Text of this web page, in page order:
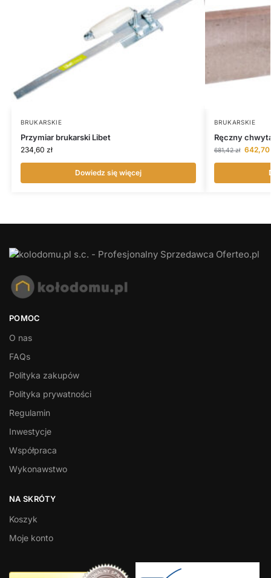
BRUKARSKIE
Przymiar brukarski Libet
234,60 zł
Dowiedz się więcej
BRUKARSKIE
Ręczny
681,42zł 642,70
POMOC
O nas
FAQs
Polityka zakupów
Polityka prywatności
Regulamin
Inwestycje
Współpraca
Wykonawstwo
NA SKRÓTY
Koszyk
Moje konto